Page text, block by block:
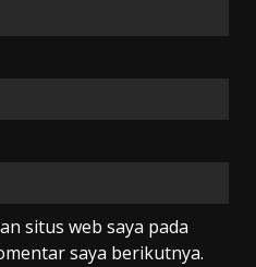
situs web saya pada
saya berikutnya.